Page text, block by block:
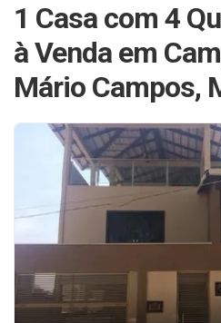
1 Casa com 4
à Venda em
Mário Campos,